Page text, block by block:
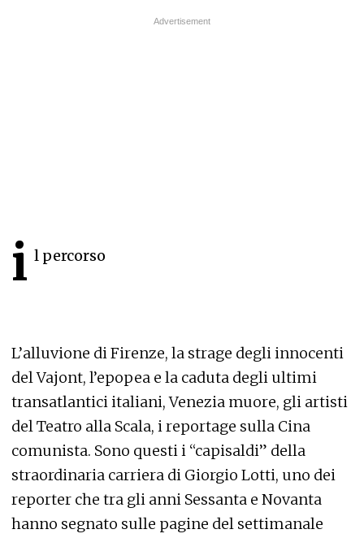
i l percorso
L’alluvione di Firenze, la strage degli innocenti
del Vajont, l’epopea e la caduta degli ultimi
transatlantici italiani, Venezia muore, gli artisti
del Teatro alla Scala, i reportage sulla Cina
comunista. Sono questi i “capisaldi” della
straordinaria carriera di Giorgio Lotti, uno dei
reporter che tra gli anni Sessanta e Novanta
hanno segnato sulle pagine del settimanale